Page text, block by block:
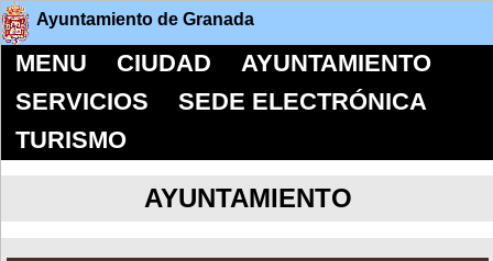
Ayuntamiento de Granada
MENU CIUDAD
AYUNTAMIENTO
SERVICIOS
SEDE ELECTRÓNICA
TURISMO
AYUNTAMIENTO